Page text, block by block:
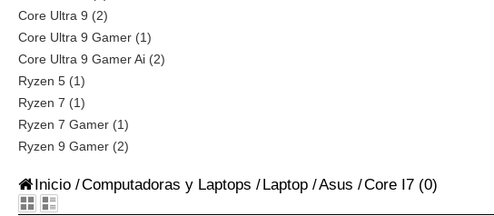
Core Ultra 9 (2)
Core Ultra 9 Gamer (1)
Core Ultra 9 Gamer Ai (2)
Ryzen 5 (1)
Ryzen 7 (1)
Ryzen 7 Gamer (1)
Ryzen 9 Gamer (2)
Inicio /Computadoras y Laptops /Laptop /Asus /Core I7 (0)